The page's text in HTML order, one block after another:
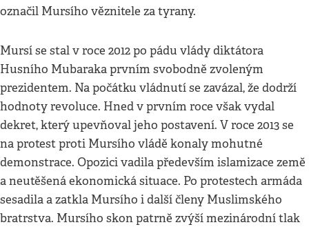
označil Mursího věznitele za tyrany.
Mursí se stal v roce 2012 po pádu vlády diktátora
Husního Mubaraka prvním svobodně zvoleným
prezidentem. Na počátku vládnutí se zavázal, že dodrží
hodnoty revoluce. Hned v prvním roce však vydal
dekret, který upevňoval jeho postavení. V roce 2013 se
na protest proti Mursího vládě konaly mohutné
demonstrace. Opozici vadila především islamizace země
a neutěšená ekonomická situace. Po protestech armáda
sesadila a zatkla Mursího i další členy Muslimského
bratrstva. Mursího skon patrně zvýší mezinárodní tlak